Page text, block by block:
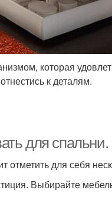
которая
к деталям.
для
отметить для себя
Выбирайте